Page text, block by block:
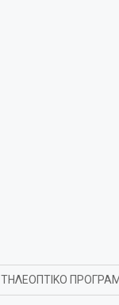
ΤΗΛΕΟΠΤΙΚΟ